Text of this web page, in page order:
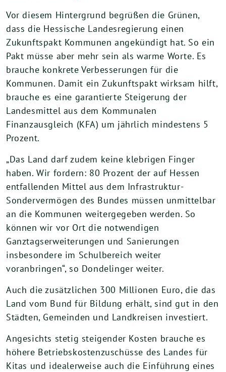
Vor diesem Hintergrund begrüßen die Grünen,
dass die Hessische Landesregierung einen
Zukunftspakt Kommunen angekündigt hat. So ein
Pakt müsse aber mehr sein als warme Worte. Es
brauche konkrete Verbesserungen für die
Kommunen. Damit ein Zukunftspakt wirksam hilft,
brauche es eine garantierte Steigerung der
Landesmittel aus dem Kommunalen
Finanzausgleich (KFA) um jährlich mindestens 5
Prozent.
„Das Land darf zudem keine klebrigen Finger
haben. Wir fordern: 80 Prozent der auf Hessen
entfallenden Mittel aus dem Infrastruktur-
Sondervermögen des Bundes müssen unmittelbar
an die Kommunen weitergegeben werden. So
können wir vor Ort die notwendigen
Ganztagserweiterungen und Sanierungen
insbesondere im Schulbereich weiter
voranbringen“, so Dondelinger weiter.
Auch die zusätzlichen 300 Millionen Euro, die das
Land vom Bund für Bildung erhält, sind gut in den
Städten, Gemeinden und Landkreisen investiert.
Angesichts stetig steigender Kosten brauche es
höhere Betriebskostenzuschüsse des Landes für
Kitas und idealerweise auch die Einführung eines